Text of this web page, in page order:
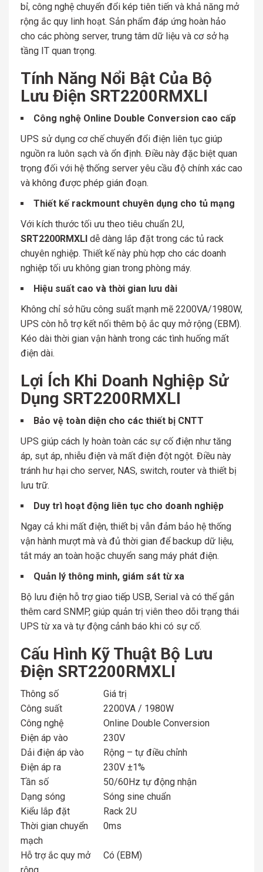
bỉ, công nghệ chuyển đổi kép tiên tiến và khả năng mở
rộng ắc quy linh hoạt. Sản phẩm đáp ứng hoàn hảo
cho các phòng server, trung tâm dữ liệu và cơ sở hạ
tầng IT quan trọng.
Tính Năng Nổi Bật Của Bộ
Lưu Điện SRT2200RMXLI
Công nghệ Online Double Conversion cao cấp
UPS sử dụng cơ chế chuyển đổi điện liên tục giúp
nguồn ra luôn sạch và ổn định. Điều này đặc biệt quan
trọng đối với hệ thống server yêu cầu độ chính xác cao
và không được phép gián đoạn.
Thiết kế rackmount chuyên dụng cho tủ mạng
Với kích thước tối ưu theo tiêu chuẩn 2U,
SRT2200RMXLI dễ dàng lắp đặt trong các tủ rack
chuyên nghiệp. Thiết kế này phù hợp cho các doanh
nghiệp tối ưu không gian trong phòng máy.
Hiệu suất cao và thời gian lưu dài
Không chỉ sở hữu công suất mạnh mẽ 2200VA/1980W,
UPS còn hỗ trợ kết nối thêm bộ ắc quy mở rộng (EBM).
Kéo dài thời gian vận hành trong các tình huống mất
điện dài.
Lợi Ích Khi Doanh Nghiệp Sử
Dụng SRT2200RMXLI
Bảo vệ toàn diện cho các thiết bị CNTT
UPS giúp cách ly hoàn toàn các sự cố điện như tăng
áp, sụt áp, nhiễu điện và mất điện đột ngột. Điều này
tránh hư hại cho server, NAS, switch, router và thiết bị
lưu trữ.
Duy trì hoạt động liên tục cho doanh nghiệp
Ngay cả khi mất điện, thiết bị vẫn đảm bảo hệ thống
vận hành mượt mà và đủ thời gian để backup dữ liệu,
tắt máy an toàn hoặc chuyển sang máy phát điện.
Quản lý thông minh, giám sát từ xa
Bộ lưu điện hỗ trợ giao tiếp USB, Serial và có thể gắn
thêm card SNMP, giúp quản trị viên theo dõi trạng thái
UPS từ xa và tự động cảnh báo khi có sự cố.
Cấu Hình Kỹ Thuật Bộ Lưu
Điện SRT2200RMXLI
Thông số
Giá trị
Công suất
2200VA / 1980W
Công nghệ
Online Double Conversion
Điện áp vào
230V
Dải điện áp vào
Rộng – tự điều chỉnh
Điện áp ra
230V ±1%
Tần số
50/60Hz tự động nhận
Dạng sóng
Sóng sine chuẩn
Kiểu lắp đặt
Rack 2U
Thời gian chuyển
mạch
0ms
Hỗ trợ ắc quy mở
rộng
Có (EBM)